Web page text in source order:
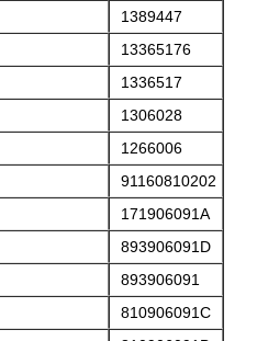
1389447
13365176
1336517
1306028
1266006
91160810202
171906091A
893906091D
893906091
810906091C